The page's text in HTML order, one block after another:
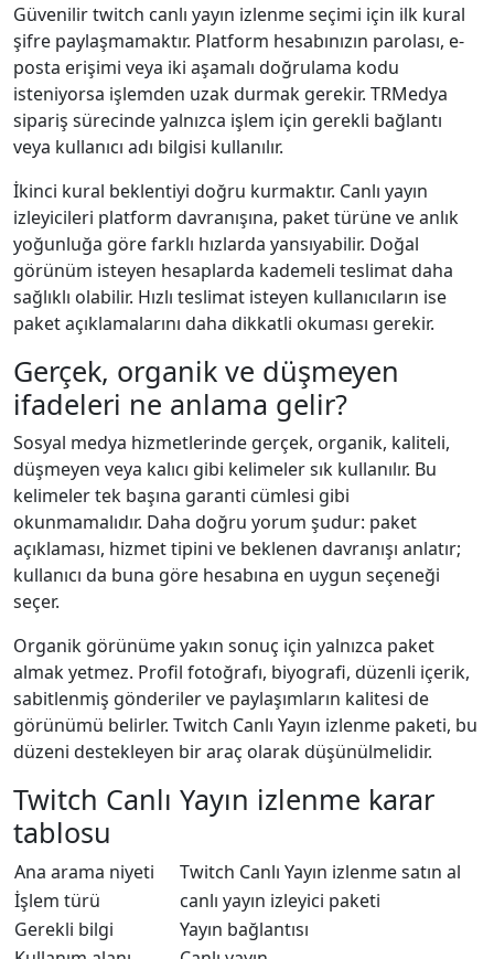
Güvenilir twitch canlı yayın izlenme seçimi için ilk kural
şifre paylaşmamaktır. Platform hesabınızın parolası, e-
posta erişimi veya iki aşamalı doğrulama kodu
isteniyorsa işlemden uzak durmak gerekir. TRMedya
sipariş sürecinde yalnızca işlem için gerekli bağlantı
veya kullanıcı adı bilgisi kullanılır.
İkinci kural beklentiyi doğru kurmaktır. Canlı yayın
izleyicileri platform davranışına, paket türüne ve anlık
yoğunluğa göre farklı hızlarda yansıyabilir. Doğal
görünüm isteyen hesaplarda kademeli teslimat daha
sağlıklı olabilir. Hızlı teslimat isteyen kullanıcıların ise
paket açıklamalarını daha dikkatli okuması gerekir.
Gerçek, organik ve düşmeyen
ifadeleri ne anlama gelir?
Sosyal medya hizmetlerinde gerçek, organik, kaliteli,
düşmeyen veya kalıcı gibi kelimeler sık kullanılır. Bu
kelimeler tek başına garanti cümlesi gibi
okunmamalıdır. Daha doğru yorum şudur: paket
açıklaması, hizmet tipini ve beklenen davranışı anlatır;
kullanıcı da buna göre hesabına en uygun seçeneği
seçer.
Organik görünüme yakın sonuç için yalnızca paket
almak yetmez. Profil fotoğrafı, biyografi, düzenli içerik,
sabitlenmiş gönderiler ve paylaşımların kalitesi de
görünümü belirler. Twitch Canlı Yayın izlenme paketi, bu
düzeni destekleyen bir araç olarak düşünülmelidir.
Twitch Canlı Yayın izlenme karar
tablosu
Ana arama niyeti
Twitch Canlı Yayın izlenme satın al
İşlem türü
canlı yayın izleyici paketi
Gerekli bilgi
Yayın bağlantısı